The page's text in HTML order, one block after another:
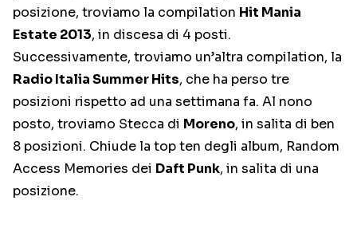
posizione, troviamo la compilation Hit Mania
Estate 2013, in discesa di 4 posti.
Successivamente, troviamo un’altra compilation, la
Radio Italia Summer Hits, che ha perso tre
posizioni rispetto ad una settimana fa. Al nono
posto, troviamo Stecca di Moreno, in salita di ben
8 posizioni. Chiude la top ten degli album, Random
Access Memories dei Daft Punk, in salita di una
posizione.